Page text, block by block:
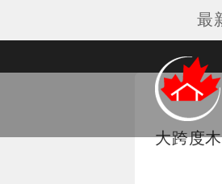
最
加拿大木
大跨度